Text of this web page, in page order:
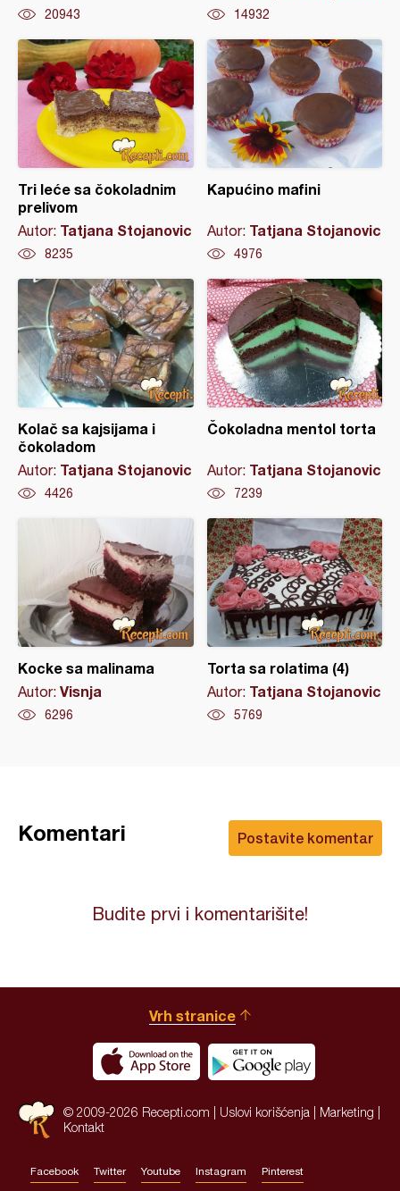
20943 14932
Tri leće sa čokoladnim
prelivom
Autor: Tatjana Stojanovic
8235
Kapućino mafini
Autor: Tatjana Stojanovic
4976
Kolač sa kajsijama i
čokoladom
Autor: Tatjana Stojanovic
4426
Čokoladna mentol torta
Autor: Tatjana Stojanovic
7239
Kocke sa malinama
Autor: Visnja
6296
Torta sa rolatima (4)
Autor: Tatjana Stojanovic
5769
Postavite komentar
Komentari
Budite prvi i komentarišite!
Vrh stranice
© 2009-2026 Recepti.com | Uslovi korišćenja Marketing
Kontakt
Facebook Twitter Youtube Instagram Pinterest